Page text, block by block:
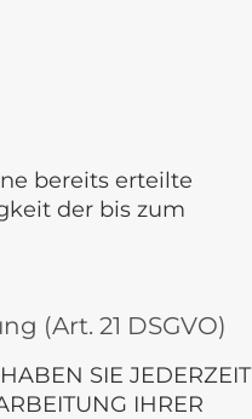
bereits erteilte
der bis zum
(Art. 21 DSGVO)
SIE JEDERZEIT
IHRER